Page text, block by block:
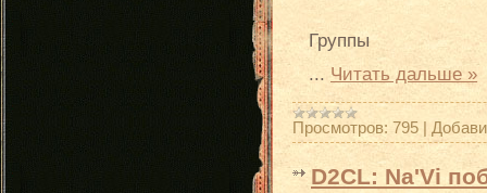
Группы
... Читать дальше »
Просмотров: 795 |
D2CL: Na'Vi